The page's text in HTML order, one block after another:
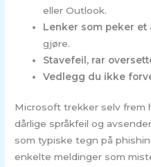
eller Outlook.
Lenker som peker et
gjøre.
Stavefeil, rar
Vedlegg du ikke
Microsoft trekker selv frem
dårlige språkfeil og
som typiske tegn på
enkelte meldinger som